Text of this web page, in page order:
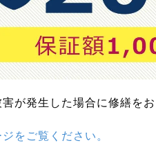
が発生した場合に修繕を
をご覧ください。